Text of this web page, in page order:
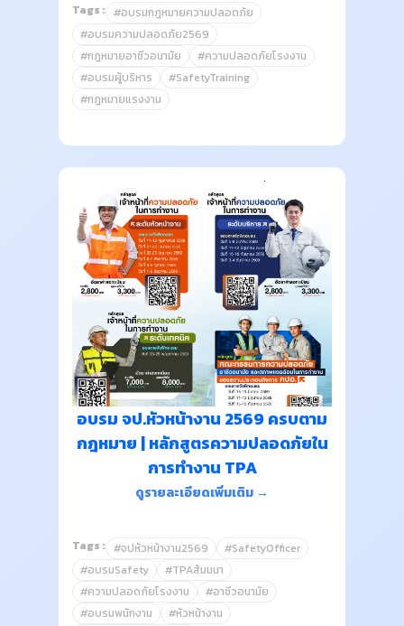
Tags : #อบรมกฎหมายความปลอดภัย
#อบรมความปลอดภัย2569
#กฎหมายอาชีวอนามัย
#ความปลอดภัยโรงงาน
#อบรมผู้บริหาร
#SafetyTraining
#กฎหมายแรงงาน
อบรม จป.หัวหน้างาน 2569 ครบตาม
กฎหมาย | หลักสูตรความปลอดภัยใน
การทำงาน TPA
ดูรายละเอียดเพิ่มเติม →
Tags : #จปหัวหน้างาน2569
#SafetyOfficer
#อบรมSafety
#TPAสัมมนา
#ความปลอดภัยโรงงาน
#อาชีวอนามัย
#อบรมพนักงาน
#หัวหน้างาน